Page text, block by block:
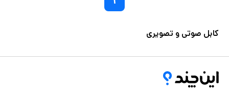
کابل صوتی و تصویری